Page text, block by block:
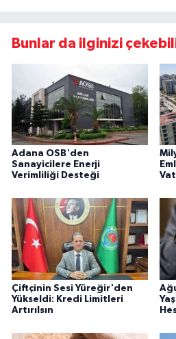
Bunlar da ilginizi
Adana OSB'den
Sanayicilere Enerji
Verimliliği Desteği
Çiftçinin Sesi Yüreğir'den
Yükseldi: Kredi Limitleri
Artırılsın